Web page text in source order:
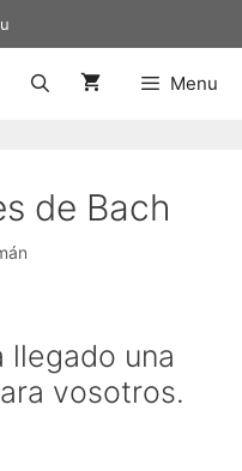
Menu
de Bach
llegado una
vosotros.